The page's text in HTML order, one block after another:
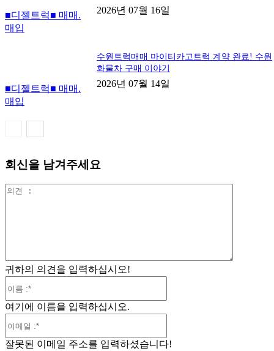
■디젤트럭■ 매매.
매입
2026년 07월 16일
■디젤트럭■ 매매.
매입
수원트럭매매 마이티카고트럭 계약 완료! 수원
화물차 구매 이야기
2026년 07월 14일
회신을 남겨주세요
귀하의 의견을 입력하십시오!
여기에 이름을 입력하십시오.
일
잘못된 이메일 주소를 입력하셨습니다!